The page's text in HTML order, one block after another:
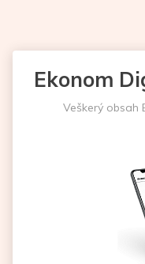
Ekonom
Veškerý obsah